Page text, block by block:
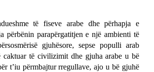
të fiseve arabe dhe përhapja e
përbënin parapërgatitjen e një ambienti të
gjuhësore, sepse populli arab
të civilizimit dhe gjuha arabe u bë
t’iu përmbajtur rregullave, ajo u bë gjuhë